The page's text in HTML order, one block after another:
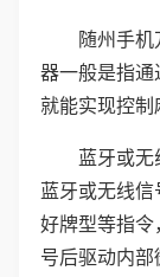
随州手
器一般是指
就能实现控制
蓝牙或
蓝牙或无线
好牌型等指
号后驱动内部